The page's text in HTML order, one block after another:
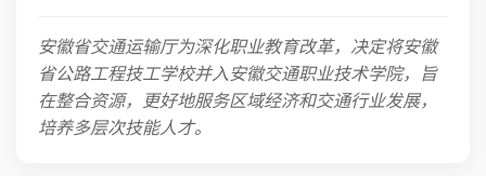
安徽省交通运输厅为深化职业教育改革，决定将安徽
省公路工程技工学校并入安徽交通职业技术学院，旨
在整合资源，更好地服务区域经济和交通行业发展，
培养多层次技能人才。